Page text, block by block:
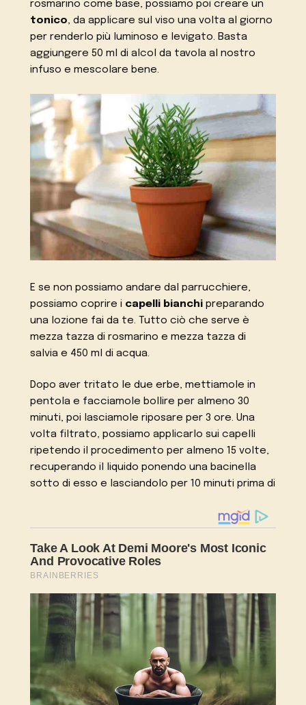
rosmarino come base, possiamo poi creare un
tonico, da applicare sul viso una volta al giorno
per renderlo più luminoso e levigato. Basta
aggiungere 50 ml di alcol da tavola al nostro
infuso e mescolare bene.
E se non possiamo andare dal parrucchiere,
possiamo coprire i capelli bianchi preparando
una lozione fai da te. Tutto ciò che serve è
mezza tazza di rosmarino e mezza tazza di
salvia e 450 ml di acqua.
Dopo aver tritato le due erbe, mettiamole in
pentola e facciamole bollire per almeno 30
minuti, poi lasciamole riposare per 3 ore. Una
volta filtrato, possiamo applicarlo sui capelli
ripetendo il procedimento per almeno 15 volte,
recuperando il liquido ponendo una bacinella
sotto di esso e lasciandolo per 10 minuti prima di